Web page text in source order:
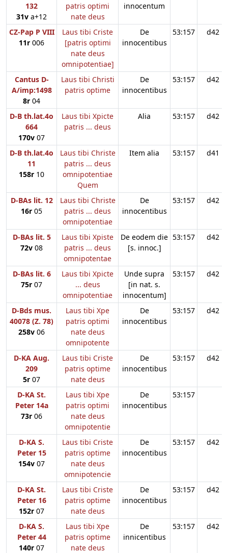
132
31v a+12
patris optimi
nate deus
innocentum
CZ-Pap P VIII
11r 006
Laus tibi Criste
[patris optimi
nate deus
omnipotentiae]
De
innocentibus
53:157 d42
Cantus D-
A/imp:1498
8r 04
Laus tibi Christi
patris optime
De
innocentibus
53:157 d42
D-B th.lat.4o
664
170v 07
Laus tibi Xpicte
patris ... deus
Alia 53:157 d42
D-B th.lat.4o
11
158r 10
Laus tibi Christe
patris ... deus
omnipotentiae
Quem
Item alia 53:157 d41
D-BAs lit. 12
16r 05
Laus tibi Christe
patris ... deus
omnipotentiae
De
innocentibus
53:157 d42
D-BAs lit. 5
72v 08
Laus tibi Xpiste
patris ... deus
omnipotentae
De eodem die
[s. innoc.]
53:157 d42
D-BAs lit. 6
75r 07
Laus tibi Xpicte
... deus
omnipotentiae
Unde supra
[in nat. s.
innocentum]
53:157 d42
D-Bds mus.
40078 (Z. 78)
258v 06
Laus tibi Xpe
patris optimi
nate deus
omnipotente
De
innocentibus
53:157 d42
D-KA Aug.
209
5r 07
Laus tibi Criste
patris optime
nate deus
De
innocentibus
53:157 d42
D-KA St.
Peter 14a
73r 06
Laus tibi Xpe
patris optimi
nate deus
omnipotentie
De
innocentibus
53:157
D-KA S.
Peter 15
154v 07
Laus tibi Criste
patris optime
nate deus
omnipotencie
De
innocentibus
53:157 d42
D-KA St.
Peter 16
152r 07
Laus tibi Criste
patris optime
nate deus
De
innocentibus
53:157 d42
D-KA S.
Peter 44
140r 07
Laus tibi Xpe
patris optime
nate deus
De
innicentibus
53:157 d42